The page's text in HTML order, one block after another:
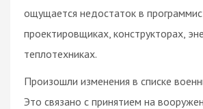
ощущается недостаток в
проектировщиках, конструкторах,
теплотехниках.
Произошли изменения в списке
Это связано с принятием на